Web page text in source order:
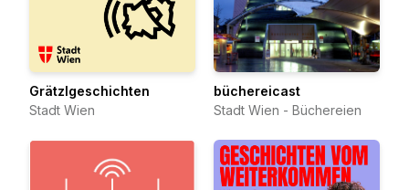
Grätzlgeschichten
Stadt Wien
büchereicast
Stadt Wien - Büchereien